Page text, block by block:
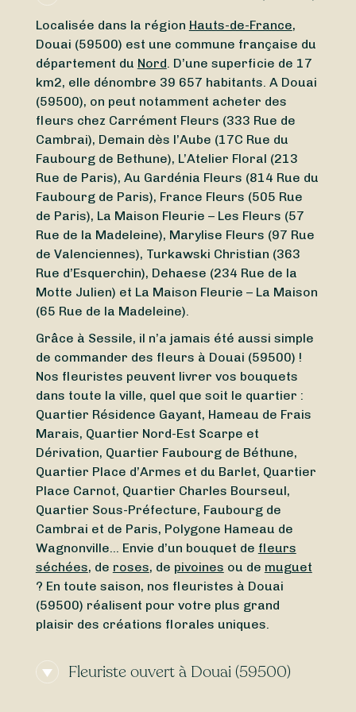
Localisée dans la région Hauts-de-France,
Douai (59500) est une commune française du
département du Nord. D’une superficie de 17
km2, elle dénombre 39 657 habitants. A Douai
(59500), on peut notamment acheter des
fleurs chez Carrément Fleurs (333 Rue de
Cambrai), Demain dès l’Aube (17C Rue du
Faubourg de Bethune), L’Atelier Floral (213
Rue de Paris), Au Gardénia Fleurs (814 Rue du
Faubourg de Paris), France Fleurs (505 Rue
de Paris), La Maison Fleurie – Les Fleurs (57
Rue de la Madeleine), Marylise Fleurs (97 Rue
de Valenciennes), Turkawski Christian (363
Rue d’Esquerchin), Dehaese (234 Rue de la
Motte Julien) et La Maison Fleurie – La Maison
(65 Rue de la Madeleine).
Grâce à Sessile, il n’a jamais été aussi simple
de commander des fleurs à Douai (59500) !
Nos fleuristes peuvent livrer vos bouquets
dans toute la ville, quel que soit le quartier :
Quartier Résidence Gayant, Hameau de Frais
Marais, Quartier Nord-Est Scarpe et
Dérivation, Quartier Faubourg de Béthune,
Quartier Place d’Armes et du Barlet, Quartier
Place Carnot, Quartier Charles Bourseul,
Quartier Sous-Préfecture, Faubourg de
Cambrai et de Paris, Polygone Hameau de
Wagnonville… Envie d’un bouquet de fleurs
séchées, de roses, de pivoines ou de muguet
? En toute saison, nos fleuristes à Douai
(59500) réalisent pour votre plus grand
plaisir des créations florales uniques.
Fleuriste ouvert à Douai (59500)